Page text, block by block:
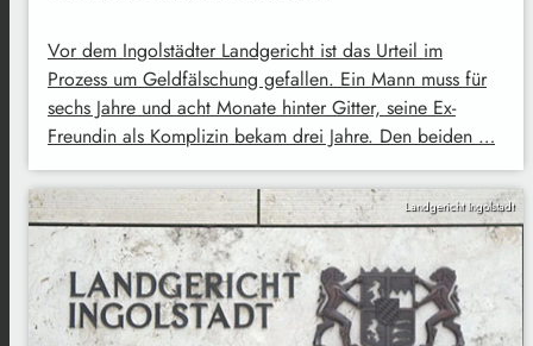
Vor dem Ingolstädter Landgericht ist das Urteil im
Prozess um Geldfälschung gefallen. Ein Mann muss für
sechs Jahre und acht Monate hinter Gitter, seine Ex-
Freundin als Komplizin bekam drei Jahre. Den beiden …
Landgericht Ingolstadt